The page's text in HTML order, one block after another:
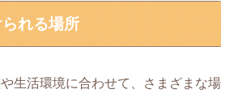
れる場所
生活環境に合わせて、さまざまな場